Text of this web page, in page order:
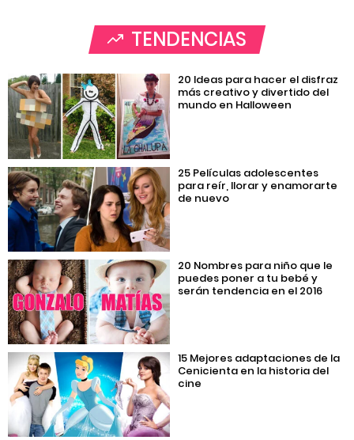
TENDENCIAS
20 Ideas para hacer el disfraz
más creativo y divertido del
mundo en Halloween
25 Películas adolescentes
para reír, llorar y enamorarte
de nuevo
20 Nombres para niño que le
puedes poner a tu bebé y
serán tendencia en el 2016
15 Mejores adaptaciones de la
Cenicienta en la historia del
cine